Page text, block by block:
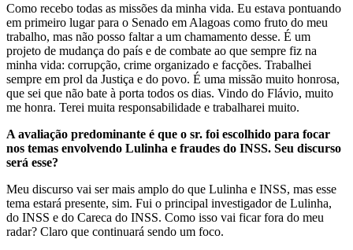
Como recebo todas as missões da minha vida. Eu estava pontuando
em primeiro lugar para o Senado em Alagoas como fruto do meu
trabalho, mas não posso faltar a um chamamento desse. É um
projeto de mudança do país e de combate ao que sempre fiz na
minha vida: corrupção, crime organizado e facções. Trabalhei
sempre em prol da Justiça e do povo. É uma missão muito honrosa,
que sei que não bate à porta todos os dias. Vindo do Flávio, muito
me honra. Terei muita responsabilidade e trabalharei muito.
A avaliação predominante é que o sr. foi escolhido para focar
nos temas envolvendo Lulinha e fraudes do INSS. Seu discurso
será esse?
Meu discurso vai ser mais amplo do que Lulinha e INSS, mas esse
tema estará presente, sim. Fui o principal investigador de Lulinha,
do INSS e do Careca do INSS. Como isso vai ficar fora do meu
radar? Claro que continuará sendo um foco.